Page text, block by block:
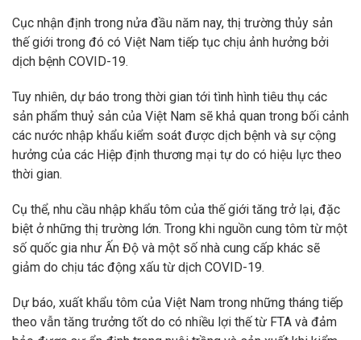
Cục nhận định trong nửa đầu năm nay, thị trường thủy sản
thế giới trong đó có Việt Nam tiếp tục chịu ảnh hưởng bởi
dịch bệnh COVID-19.
Tuy nhiên, dự báo trong thời gian tới tình hình tiêu thụ các
sản phẩm thuỷ sản của Việt Nam sẽ khả quan trong bối cảnh
các nước nhập khẩu kiểm soát được dịch bệnh và sự cộng
hưởng của các Hiệp định thương mại tự do có hiệu lực theo
thời gian.
Cụ thể, nhu cầu nhập khẩu tôm của thế giới tăng trở lại, đặc
biệt ở những thị trường lớn. Trong khi nguồn cung tôm từ một
số quốc gia như Ấn Độ và một số nhà cung cấp khác sẽ
giảm do chịu tác động xấu từ dịch COVID-19.
Dự báo, xuất khẩu tôm của Việt Nam trong những tháng tiếp
theo vẫn tăng trưởng tốt do có nhiều lợi thế từ FTA và đảm